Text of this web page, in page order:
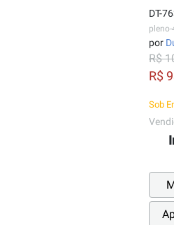
DT-
por
R$
R$
Sob